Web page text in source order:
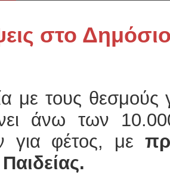
στο
με τους θεσμούς
άνω των
για φέτος, με